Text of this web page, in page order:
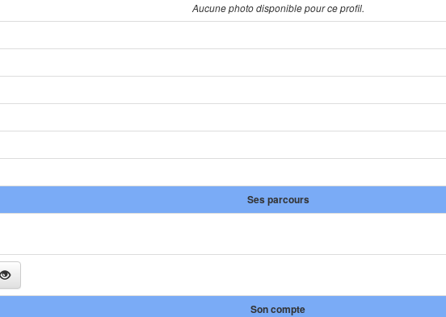
Aucune photo disponible pour ce profil.
Ses parcours
Son compte